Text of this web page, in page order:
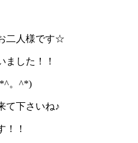
二人様です☆
ました！！
。^*)
て下さいね♪
！！